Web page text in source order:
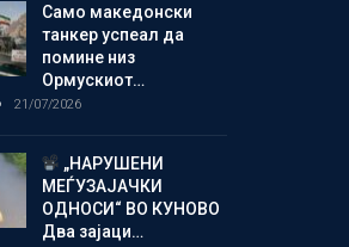
Само македонски
танкер успеал да
помине низ
Ормускиот…
21/07/2026
„НАРУШЕНИ
МЕЃУЗАЈАЧКИ
ОДНОСИ“ ВО КУНОВО
Два зајаци…